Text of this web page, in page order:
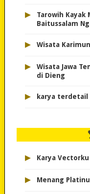
▸
Tarowih Kayak
Baitussalam
▸ Wisata
▸
Wisata Jawa
di Dieng
▸ karya terdetail
▸ Karya Vectorku
▸ Menang